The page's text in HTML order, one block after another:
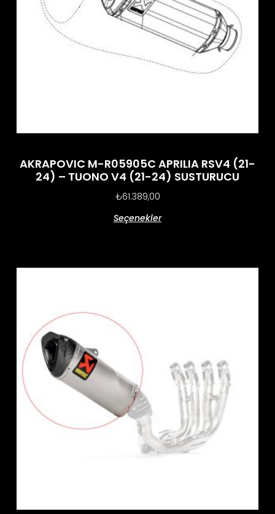
AKRAPOVIC M-R05905C APRILIA RSV4 (21-
24) – TUONO V4 (21-24) SUSTURUCU
₺61.389,00
Seçenekler